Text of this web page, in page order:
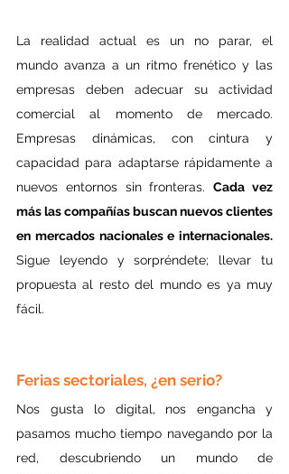
La realidad actual es un no parar, el
mundo avanza a un ritmo frenético y las
empresas deben adecuar su actividad
comercial al momento de mercado.
Empresas dinámicas, con cintura y
capacidad para adaptarse rápidamente a
nuevos entornos sin fronteras. Cada vez
más las compañías buscan nuevos clientes
Sigue leyendo y sorpréndete; llevar tu
propuesta al resto del mundo es ya muy
fácil.
Ferias sectoriales, ¿en serio?
Nos gusta lo digital, nos engancha y
pasamos mucho tiempo navegando por la
red, descubriendo un mundo de